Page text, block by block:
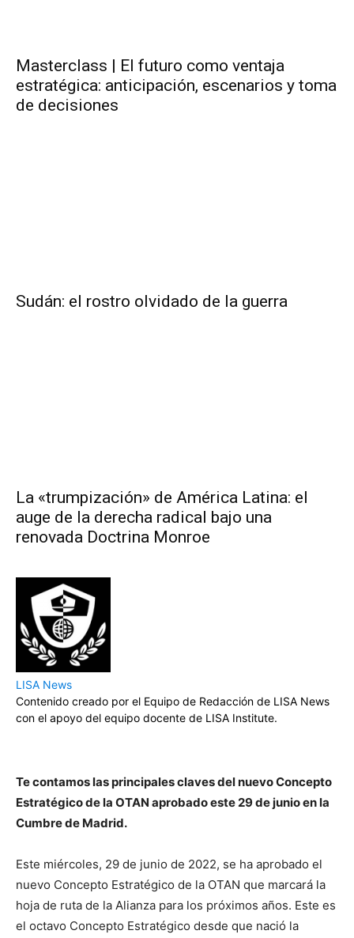
Masterclass | El futuro como ventaja
estratégica: anticipación, escenarios y toma
de decisiones
Sudán: el rostro olvidado de la guerra
La «trumpización» de América Latina: el
auge de la derecha radical bajo una
renovada Doctrina Monroe
LISA News
Contenido creado por el Equipo de Redacción de LISA News
con el apoyo del equipo docente de LISA Institute.
Te contamos las principales claves del nuevo Concepto
Estratégico de la OTAN aprobado este 29 de junio en la
Cumbre de Madrid.
Este miércoles, 29 de junio de 2022, se ha aprobado el
nuevo Concepto Estratégico de la OTAN que marcará la
hoja de ruta de la Alianza para los próximos años. Este es
el octavo Concepto Estratégico desde que nació la